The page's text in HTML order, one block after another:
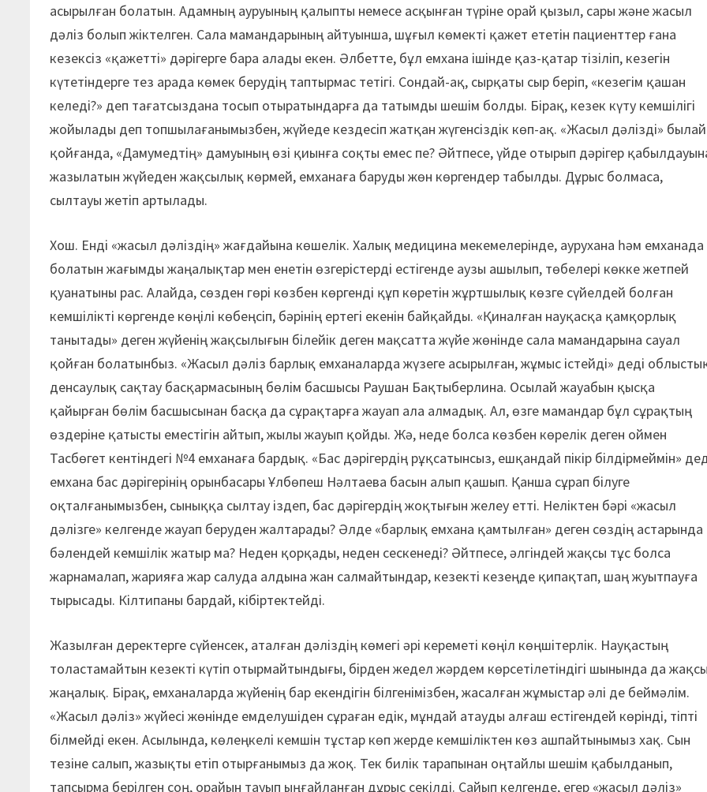
асырылған болатын. Адамның ауруының қалыпты немесе асқынған түріне орай қызыл, сары және жасыл
дәліз болып жіктелген. Сала мамандарының айтуынша, шұғыл көмекті қажет ететін пациенттер ғана
кезексіз «қажетті» дәрігерге бара алады екен. Әлбетте, бұл емхана ішінде қаз-қатар тізіліп, кезегін
күтетіндерге тез арада көмек берудің таптырмас тетігі. Сондай-ақ, сырқаты сыр беріп, «кезегім қашан
келеді?» деп тағатсыздана тосып отыратындарға да татымды шешім болды. Бірақ, кезек күту кемшілігі
жойылады деп топшылағанымызбен, жүйеде кездесіп жатқан жүгенсіздік көп-ақ. «Жасыл дәлізді» былай
қойғанда, «Дамумедтің» дамуының өзі қиынға соқты емес пе? Әйтпесе, үйде отырып дәрігер
жазылатын жүйеден жақсылық көрмей, емханаға баруды жөн көргендер табылды. Дұрыс болмаса,
сылтауы жетіп артылады.
Хош. Енді «жасыл дәліздің» жағдайына көшелік. Халық медицина мекемелерінде, аурухана һәм емханада
болатын жағымды жаңалықтар мен енетін өзгерістерді естігенде аузы ашылып, төбелері көкке жетпей
қуанатыны рас. Алайда, сөзден гөрі көзбен көргенді құп көретін жұртшылық көзге сүйелдей болған
кемшілікті көргенде көңілі көбеңсіп, бәрінің ертегі екенін байқайды. «Қиналған науқасқа қамқорлық
танытады» деген жүйенің жақсылығын білейік деген мақсатта жүйе жөнінде сала мамандарына сауал
қойған болатынбыз. «Жасыл дәліз барлық емханаларда жүзеге асырылған, жұмыс істейді» деді
денсаулық сақтау басқармасының бөлім басшысы Раушан Бақтыберлина. Осылай жауабын қысқа
қайырған бөлім басшысынан басқа да сұрақтарға жауап ала алмадық. Ал, өзге мамандар бұл сұрақтың
өздеріне қатысты еместігін айтып, жылы жауып қойды. Жә, неде болса көзбен көрелік деген оймен
Тасбөгет кентіндегі №4 емханаға бардық. «Бас дәрігердің рұқсатынсыз, ешқандай пікір білдірмеймін»
емхана бас дәрігерінің орынбасары Ұлбөпеш Нәлтаева басын алып қашып. Қанша сұрап білуге
оқталғанымызбен, сыныққа сылтау іздеп, бас дәрігердің жоқтығын желеу етті. Неліктен бәрі «жасыл
дәлізге» келгенде жауап беруден жалтарады? Әлде «барлық емхана қамтылған» деген сөздің астарында
бәлендей кемшілік жатыр ма? Неден қорқады, неден сескенеді? Әйтпесе, әлгіндей жақсы тұс болса
жарнамалап, жарияға жар салуда алдына жан салмайтындар, кезекті кезеңде қипақтап, шаң жуытпауға
тырысады. Кілтипаны бардай, кібіртектейді.
Жазылған деректерге сүйенсек, аталған дәліздің көмегі әрі кереметі көңіл көңшітерлік. Науқастың
толастамайтын кезекті күтіп отырмайтындығы, бірден жедел жәрдем көрсетілетіндігі шынында да
жаңалық. Бірақ, емханаларда жүйенің бар екендігін білгенімізбен, жасалған жұмыстар әлі де беймәлім.
«Жасыл дәліз» жүйесі жөнінде емделушіден сұраған едік, мұндай атауды алғаш естігендей көрінді, тіпті
білмейді екен. Асылында, көлеңкелі кемшін тұстар көп жерде кемшіліктен көз ашпайтынымыз хақ. Сын
тезіне салып, жазықты етіп отырғанымыз да жоқ. Тек билік тарапынан оңтайлы шешім қабылданып,
тапсырма берілген соң, орайын тауып ыңғайланған дұрыс секілді. Сайып келгенде, егер «жасыл дәліз»